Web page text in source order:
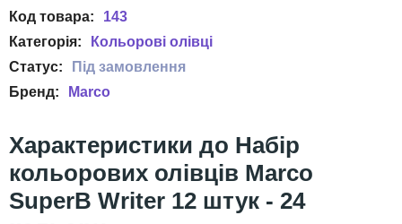
143
Кольорові олівці
Marco
Набір
кольорових олівців Marco
SuperB Writer 12 штук - 24